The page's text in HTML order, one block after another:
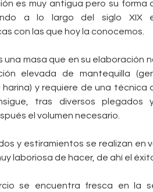
es muy antigua pero su forma
a lo largo del siglo XIX
con las que hoy la conocemos.
una masa que en su elaboración
elevada de mantequilla
y requiere de una técnica
tras diversos plegados
el volumen necesario.
y estiramientos se realizan en
laboriosa de hacer, de ahí el
se encuentra fresca en la